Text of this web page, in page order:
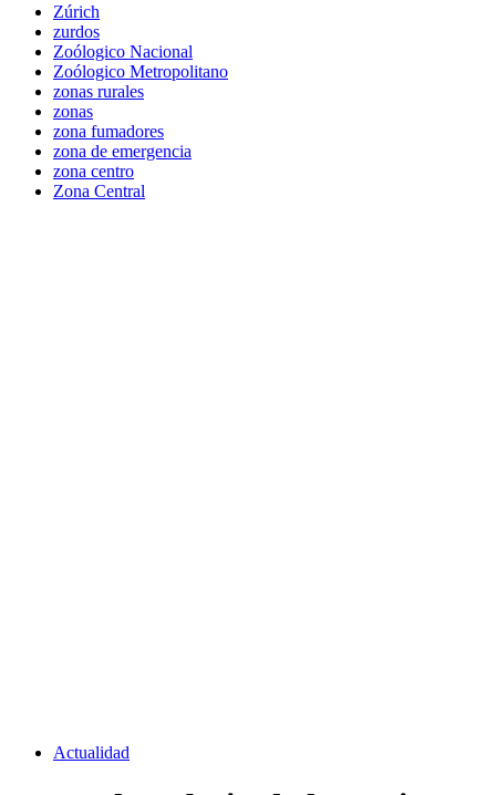
Zúrich
zurdos
Zoólogico Nacional
Zoólogico Metropolitano
zonas rurales
zonas
zona fumadores
zona de emergencia
zona centro
Zona Central
Actualidad